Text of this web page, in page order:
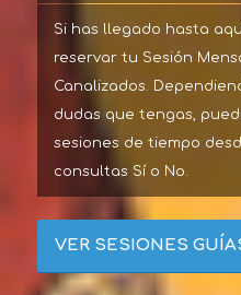
Si has llegado hasta
reservar tu Sesión
Canalizados.
dudas que tengas,
sesiones de tiempo
consultas Sí o No.
VER SESIONES